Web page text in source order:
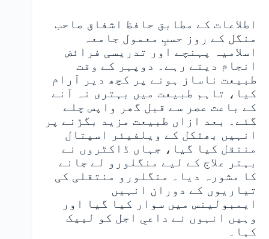
اطلاعات کے مطابق حافظ اشفاق صاحب
منگل کے روز حسبِ معمول جامعہ
اسلامیہ پہنچے اور تدریسی فرائض
انجام دیتے رہے۔ دوپہر کے وقت
طبیعت ناساز ہونے پر کچھ دیر آرام
کیا، تاہم طبیعت میں بہتری نہ آنے
کے باعث عصر سے قبل گھر واپس چلے
گئے۔ بعد ازاں طبیعت مزید بگڑنے پر
انہیں بھٹکل کے ویلفیئر اسپتال
منتقل کیا گیا، جہاں ڈاکٹروں نے
بہتر علاج کے لیے منگلورو لے جانے
کا مشورہ دیا۔ منگلورو منتقلی کی
تیاریوں کے دوران انہیں
ایمبولینس میں سوار کیا گیا اور
وہیں انہوں نے داعیِ اجل کو لبیک
کہا۔